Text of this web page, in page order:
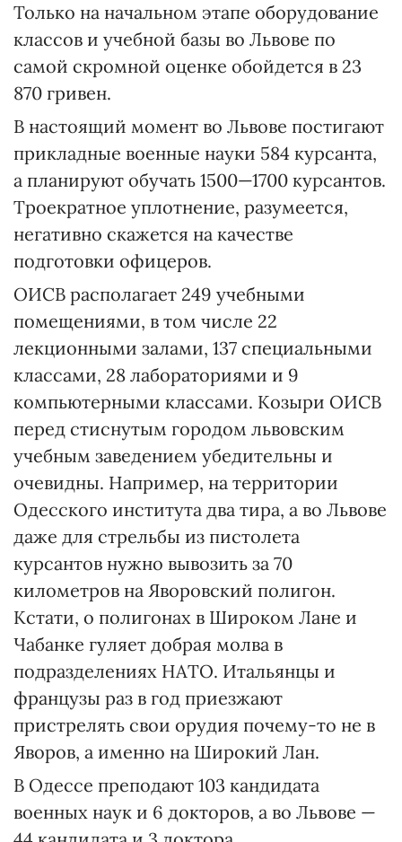
Только на начальном этапе оборудование
классов и учебной базы во Львове по
самой скромной оценке обойдется в 23
870 гривен.
В настоящий момент во Львове постигают
прикладные военные науки 584 курсанта,
а планируют обучать 1500—1700 курсантов.
Троекратное уплотнение, разумеется,
негативно скажется на качестве
подготовки офицеров.
ОИСВ располагает 249 учебными
помещениями, в том числе 22
лекционными залами, 137 специальными
классами, 28 лабораториями и 9
компьютерными классами. Козыри ОИСВ
перед стиснутым городом львовским
учебным заведением убедительны и
очевидны. Например, на территории
Одесского института два тира, а во Львове
даже для стрельбы из пистолета
курсантов нужно вывозить за 70
километров на Яворовский полигон.
Кстати, о полигонах в Широком Лане и
Чабанке гуляет добрая молва в
подразделениях НАТО. Итальянцы и
французы раз в год приезжают
пристрелять свои орудия почему-то не в
Яворов, а именно на Широкий Лан.
В Одессе преподают 103 кандидата
военных наук и 6 докторов, а во Львове —